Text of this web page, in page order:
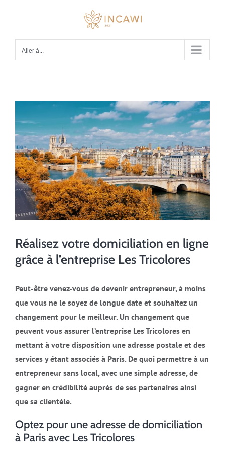
Aller à...
Réalisez votre domiciliation en ligne
grâce à l’entreprise Les Tricolores
Peut-être venez-vous de devenir entrepreneur, à moins
que vous ne le soyez de longue date et souhaitez un
changement pour le meilleur. Un changement que
peuvent vous assurer l’entreprise Les Tricolores en
mettant à votre disposition une adresse postale et des
services y étant associés à Paris. De quoi permettre à un
entrepreneur sans local, avec une simple adresse, de
gagner en crédibilité auprès de ses partenaires ainsi
que sa clientèle.
Optez pour une adresse de domiciliation
à Paris avec Les Tricolores